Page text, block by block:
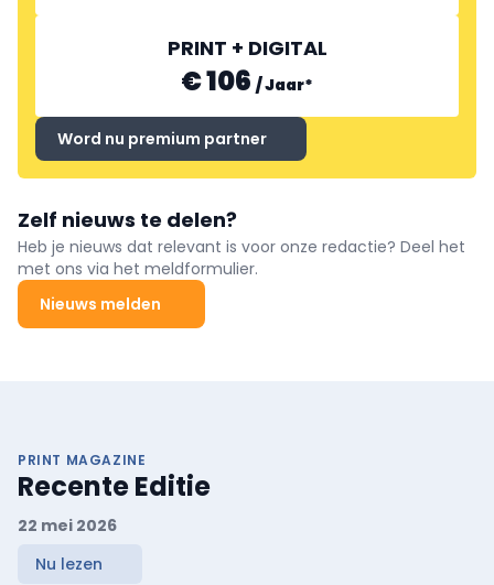
PRINT + DIGITAL
€ 106 /Jaar*
Word nu premium partner
Zelf nieuws te delen?
Heb je nieuws dat relevant is voor onze redactie? Deel het
met ons via het meldformulier.
Nieuws melden
PRINT MAGAZINE
Recente Editie
22 mei 2026
Nu lezen